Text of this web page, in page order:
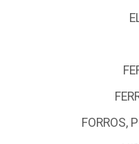
FORROS,